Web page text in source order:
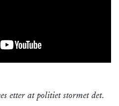
etter at politiet stormet det.